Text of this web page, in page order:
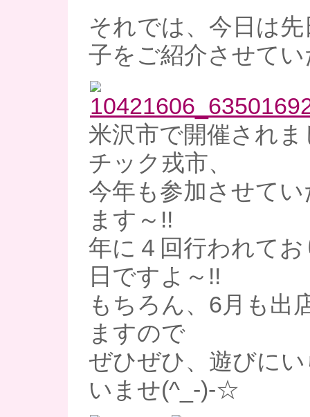
それでは、今日は
子をご紹介させて
米沢市で開催され
チック戎市、
今年も参加させて
ます～!!
年に４回行われて
日ですよ～!!
もちろん、6月も出
ますので
ぜひぜひ、遊びに
いませ(^_-)-☆